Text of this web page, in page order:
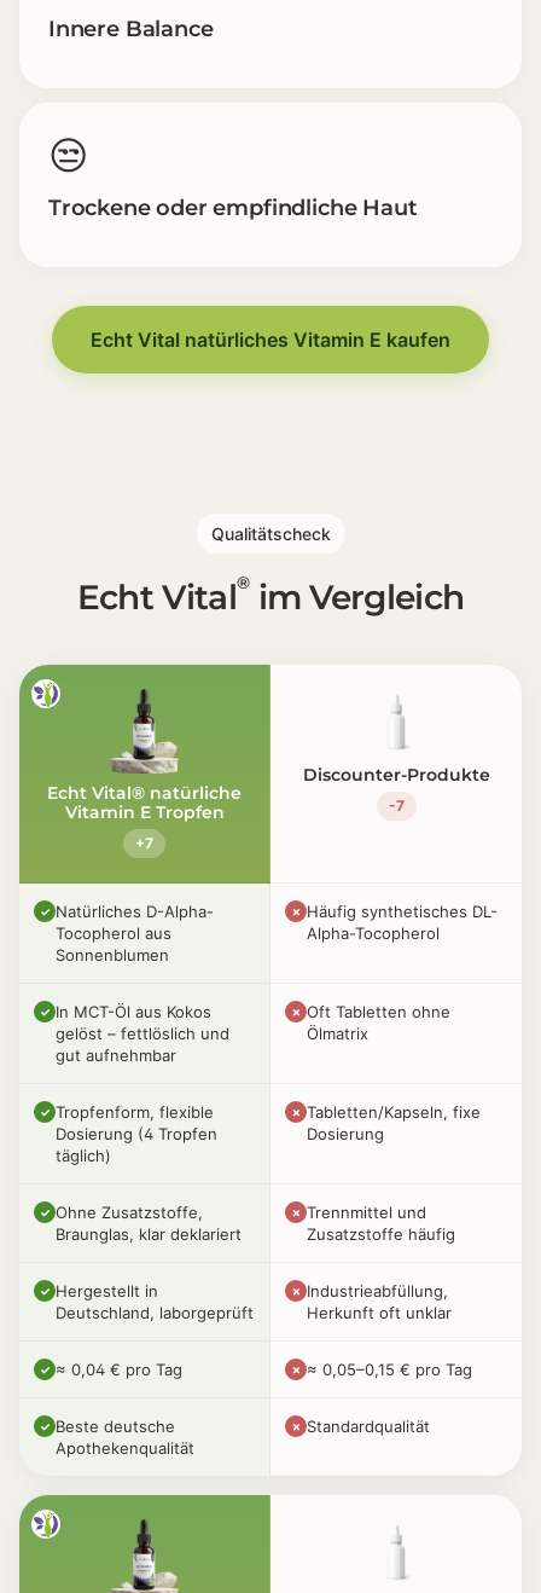
Innere Balance
😒
Trockene oder empfindliche Haut
Konzentrationsprobleme und geistige Trägheit [🧠]
Innere Balance [⚖️]
Trockene oder empfindliche Haut [😒]
Echt Vital natürliches Vitamin E kaufen
Qualitätscheck
Echt Vital®im Vergleich
Echt Vital® natürliche
Vitamin E Tropfen
+7
Discounter-Produkte
-7
✓ Natürliches D-Alpha-
Tocopherol aus
Sonnenblumen
✗ Häufig synthetisches DL-
Alpha-Tocopherol
✓ In MCT-Öl aus Kokos
gelöst – fettlöslich und
gut aufnehmbar
✗ Oft Tabletten ohne
Ölmatrix
✓ Tropfenform, flexible
Dosierung (4 Tropfen
täglich)
✗ Tabletten/Kapseln, fixe
Dosierung
✓ Ohne Zusatzstoffe,
Braunglas, klar deklariert
✗ Trennmittel und
Zusatzstoffe häufig
✓ Hergestellt in
Deutschland, laborgeprüft
✗ Industrieabfüllung,
Herkunft oft unklar
✓ ≈ 0,04 € pro Tag ✗ ≈ 0,05–0,15 € pro Tag
✓ Beste deutsche
Apothekenqualität
✗ Standardqualität